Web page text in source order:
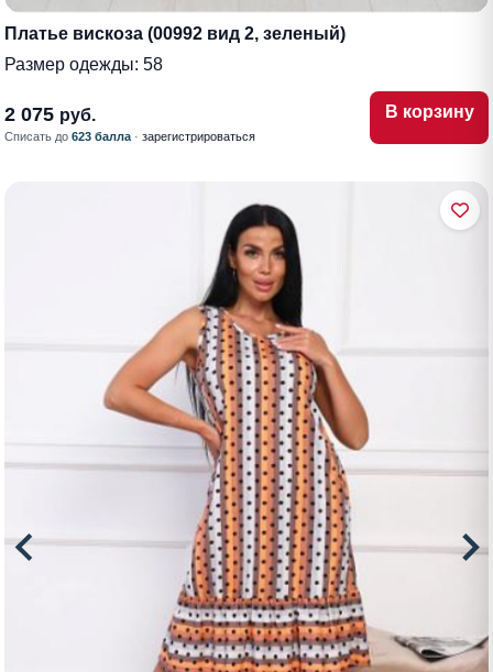
Платье вискоза (00992 вид 2, зеленый)
Размер одежды: 58
2 075 руб.
Списать до 623 балла · зарегистрироваться
В корзину